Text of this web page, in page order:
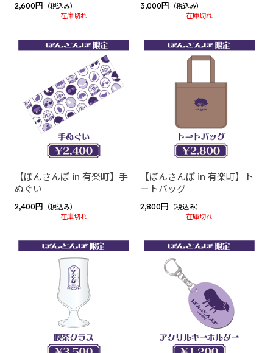
ゲーム実況者カウントダウン2025-2026 ”村事変”
2026 Birthday Goods
2025 Birthday Goods
しるこ（BinTRoLL）
siruko Fanmeeting Tour 2025 ～かんぱい しるこの部
大好評につき再販グッズ 2025
siruko Fanmeeting Tour 2024 ～おまたせ しるこの部
屋～
siruko Fanmeeting Tour 2023 ～あつまれ しるこの部
しるはこ（BinTRoLL）
しるはこ 2024
誕生日グッズ2025
BinTRoLL
2,600円 （税込み）
在庫切れ
3,000円 （税込み）
在庫切れ
【ぼんさんぽ in 有楽町】手
ぬぐい
2,400円 （税込み）
在庫切れ
【ぼんさんぽ in 有楽町】ト
ートバッグ
2,800円 （税込み）
在庫切れ